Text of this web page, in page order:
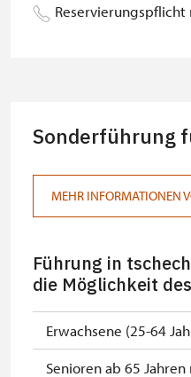
pro 10 Schülern
gültigem
Inhaber der freien
Eintrittskarte
NPÚ-Karte
"Náš člověk"-Karte *
Sonderführung
MEHR INFORMATIONEN
Führung in
die Möglichkeit
Erwachsene (25-64
Senioren ab 65